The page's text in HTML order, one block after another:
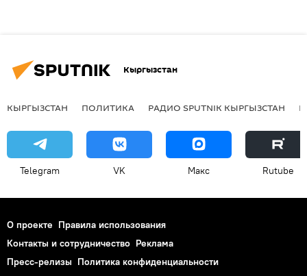
Кыргызстан
КЫРГЫЗСТАН ПОЛИТИКА РАДИО SPUTNIK КЫРГЫЗСТАН
Telegram VK Макс Rutube
О проекте Правила использования
Контакты и сотрудничество Реклама
Пресс-релизы Политика конфиденциальности